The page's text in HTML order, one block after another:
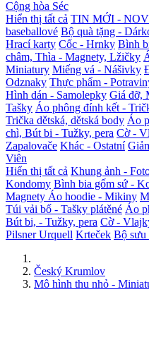
Cộng hòa Séc
Hiển thị tất cả TIN MỚI -
baseballové Bộ quà tặng -
Hrací karty Cốc - Hrnky Bình
châm, Thìa - Magnety, Lžičky
Miniatury Miếng vá - Nášivky
Odznaky Thực phẩm -
Hình dán - Samolepky Giá đỡ,
Tašky Áo phông đính kết -
Trička dětská, dětská body Áo
chì, Bút bi - Tužky, pera Cờ -
Zapalovače Khác - Ostatní
Viên
Hiển thị tất cả Khung ảnh -
Kondomy Bình bia gốm sứ -
Magnety Áo hoodie - Mikiny
Túi vải bố - Tašky plátěné Áo
Bút bi, - Tužky, pera Cờ -
Pilsner Urquell Krteček Bộ sưu
Český Krumlov
Mô hình thu nhỏ -